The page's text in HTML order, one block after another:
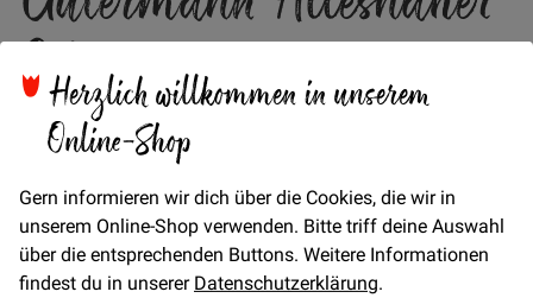
Herzlich willkommen in unserem
Online-Shop
Gern informieren wir dich über die Cookies, die wir in
unserem Online-Shop verwenden. Bitte triff deine Auswahl
über die entsprechenden Buttons. Weitere Informationen
findest du in unsererDatenschutzerklärung.
springen
Col. 198
Verfügbarkeit Auf Lager
4,95 €
Menge